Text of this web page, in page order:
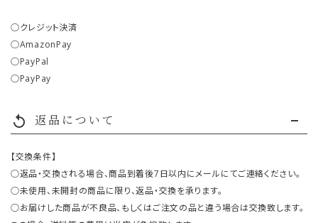
○クレジット決済
○AmazonPay
○PayPal
○PayPay
replay 返品について
【交換条件】
○返品・交換される場合、商品到着後7日以内にメールにてご連絡ください。
○未使用、未開封の商品に限り、返品・交換を承ります。
○お届けした商品が不良品、もしくはご注文の品と違う場合は交換致します。